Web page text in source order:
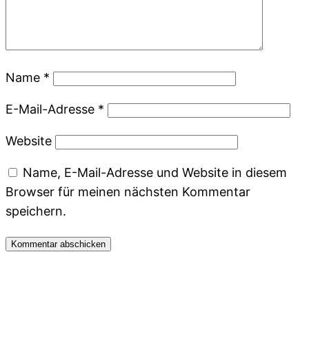
Name *
E-Mail-Adresse *
Website
Name, E-Mail-Adresse und Website in diesem
Browser für meinen nächsten Kommentar
speichern.